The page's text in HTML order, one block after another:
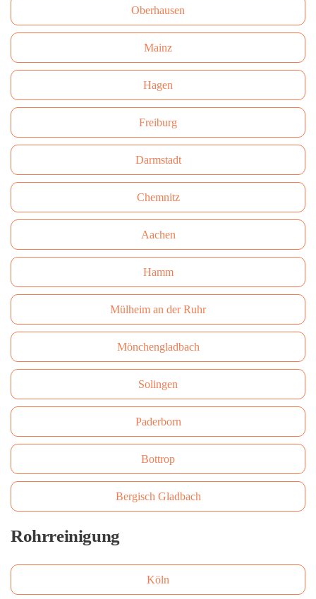
Oberhausen
Mainz
Hagen
Freiburg
Darmstadt
Сhemnitz
Aachen
Hamm
Mülheim an der Ruhr
Mönchengladbach
Solingen
Paderborn
Bottrop
Bergisch Gladbach
Rohrreinigung
Köln